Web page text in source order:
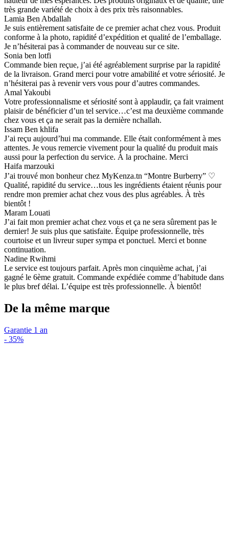
très grande variété de choix à des prix très raisonnables.
Lamia Ben Abdallah
Je suis entièrement satisfaite de ce premier achat chez vous. Produit
conforme à la photo, rapidité d’expédition et qualité de l’emballage.
Je n’hésiterai pas à commander de nouveau sur ce site.
Sonia ben lotfi
Commande bien reçue, j’ai été agréablement surprise par la rapidité
de la livraison. Grand merci pour votre amabilité et votre sériosité. Je
n’hésiterai pas à revenir vers vous pour d’autres commandes.
Amal Yakoubi
Votre professionnalisme et sériosité sont à applaudir, ça fait vraiment
plaisir de bénéficier d’un tel service…c’est ma deuxième commande
chez vous et ça ne serait pas la dernière nchallah.
Issam Ben khlifa
J’ai reçu aujourd’hui ma commande. Elle était conformément à mes
attentes. Je vous remercie vivement pour la qualité du produit mais
aussi pour la perfection du service. À la prochaine. Merci
Haifa marzouki
J’ai trouvé mon bonheur chez MyKenza.tn “Montre Burberry” ♡
Qualité, rapidité du service…tous les ingrédients étaient réunis pour
rendre mon premier achat chez vous des plus agréables. À très
bientôt !
Maram Louati
J’ai fait mon premier achat chez vous et ça ne sera sûrement pas le
dernier! Je suis plus que satisfaite. Équipe professionnelle, très
courtoise et un livreur super sympa et ponctuel. Merci et bonne
continuation.
Nadine Rwihmi
Le service est toujours parfait. Après mon cinquième achat, j’ai
gagné le 6ème gratuit. Commande expédiée comme d’habitude dans
le plus bref délai. L’équipe est très professionnelle. À bientôt!
De la même marque
Garantie 1 an
- 35%